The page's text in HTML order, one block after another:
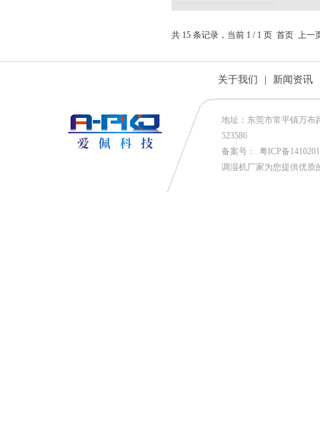
共 15 条记录，当前 1 / 1 页 首页 上
关于我们 新闻资讯
地址：东莞市常平镇万布
523586
备案号：
粤ICP备
调湿机厂家为您提供优质